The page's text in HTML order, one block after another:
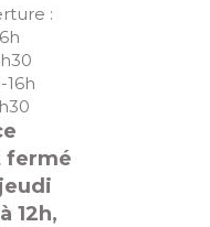
:
16h
fermé
12h,